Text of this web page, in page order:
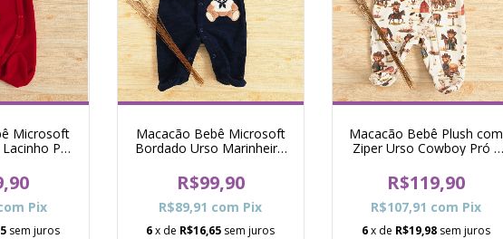
Microsoft
Pró
Pix
sem juros
Macacão Bebê Microsoft
Bordado Urso Marinheiro
R$99,90
R$89,91 com Pix
6x de R$16,65 sem juros
Macacão Bebê Plush com
Ziper Urso Cowboy Pró -
R$119,90
R$107,91 com Pix
6x de R$19,98 sem juros